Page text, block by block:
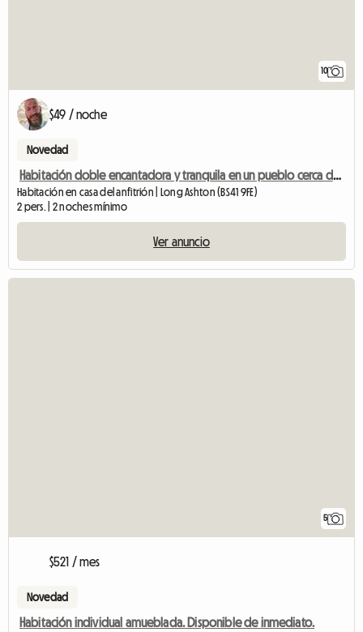
10
$49 / noche
Novedad
Habitación doble encantadora y tranquila en un pueblo cerca de Bristol
Habitación en casa del anfitrión | Long Ashton (BS41 9FE)
2 pers. | 2 noches mínimo
Ver anuncio
5
$521 / mes
Novedad
Habitación individual amueblada. Disponible de inmediato.